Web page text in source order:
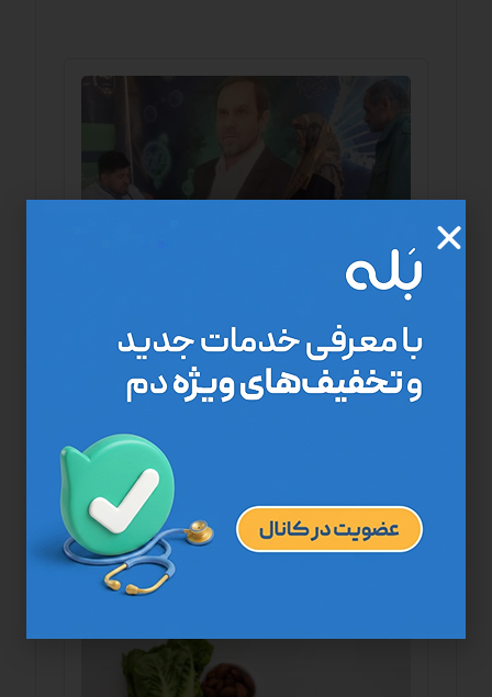
ایستگاه سلامت جهاد دانشگاهی علوم پزشکی
تهران و مرکز درمان در منزل دم در سالگرد دکتر
اخبار مرکز